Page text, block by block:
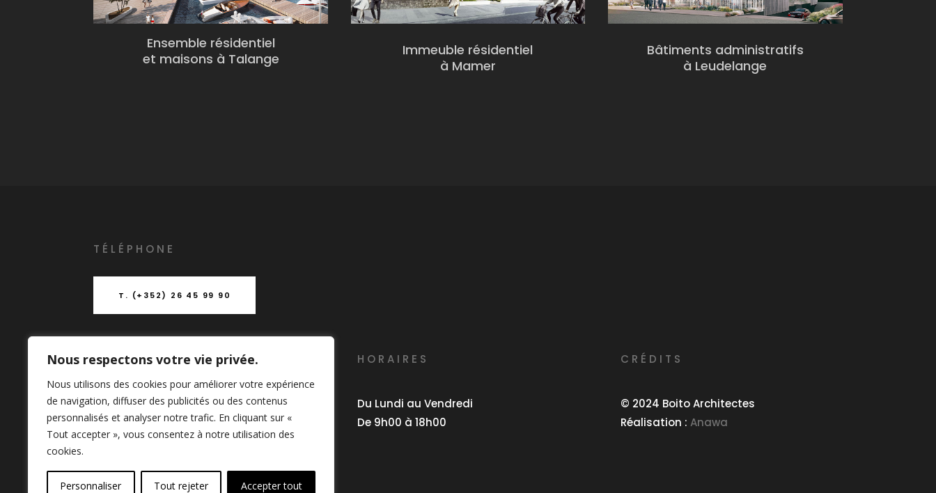
Nous respectons votre vie privée.
Nous utilisons des cookies pour améliorer votre expérience
de navigation, diffuser des publicités ou des contenus
personnalisés et analyser notre trafic. En cliquant sur «
Tout accepter », vous consentez à notre utilisation des
cookies.
Personnaliser Tout rejeter Accepter tout
Ensemble résidentiel
et maisons à Talange
Immeuble résidentiel
à Mamer
Bâtiments administratifs
à Leudelange
T É L É PHONE
T. (+352) 26 45 99 90
ADRESSE
153-155 Rue du Kiem (Entrée B)
L-8030 Strassen LUXEMBOURG
boito@archi.lu
HORAIRES
Du Lundi au Vendredi
De 9h00 à 18h00
CRÉDITS
© 2024 Boito Architectes
Réalisation : Anawa